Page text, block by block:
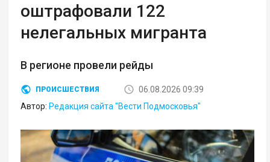
оштрафовали 122
нелегальных мигранта
В регионе провели рейды
ПРОИСШЕСТВИЯ
06.08.2026 09:39
Автор: Редакция сайта "Вести Подмосковья"